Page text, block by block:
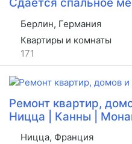
Сдается спальное
Берлин, Германия
Квартиры и комнаты
171
Ремонт квартир,
Ницца | Канны |
Ницца, Франция